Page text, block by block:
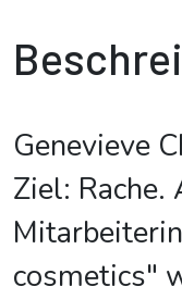
Genevieve
Ziel:
cosmetics"